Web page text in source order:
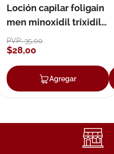
Agregar
Loción capilar foligain
men minoxidil trixidil
loción 59 ml
PVP:35,00
$28,00
Agregar